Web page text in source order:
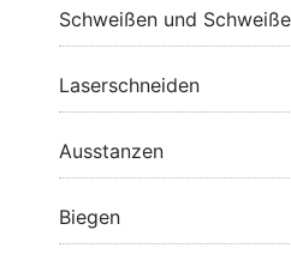
Schweißen und
Laserschneiden
Ausstanzen
Biegen